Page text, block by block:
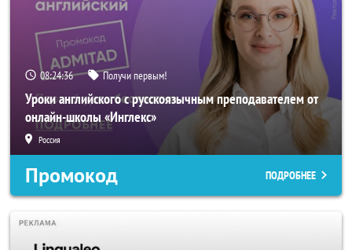
08:24:35 Получи первым!
Уроки английского с русскоязычным преподавателем от
онлайн-школы «Инглекс»
Россия
Промокод ПОДРОБНЕЕ